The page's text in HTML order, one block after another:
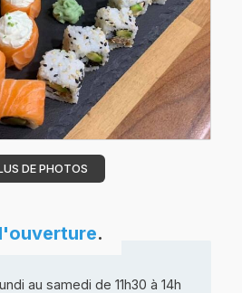
DE PHOTOS
.
au samedi de 11h30 à 14h